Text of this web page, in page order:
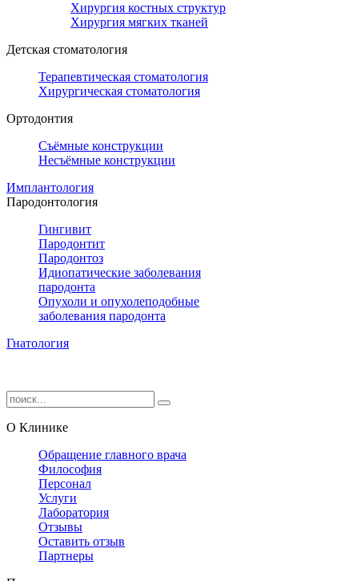
Хирургия костных структур
Хирургия мягких тканей
Детская стоматология
Терапевтическая стоматология
Хирургическая стоматология
Ортодонтия
Съёмные конструкции
Несъёмные конструкции
Имплантология
Пародонтология
Гингивит
Пародонтит
Пародонтоз
Идиопатические заболевания
пародонта
Опухоли и опухолеподобные
заболевания пародонта
Гнатология
О Клинике
Обращение главного врача
Философия
Персонал
Услуги
Лаборатория
Отзывы
Оставить отзыв
Партнеры